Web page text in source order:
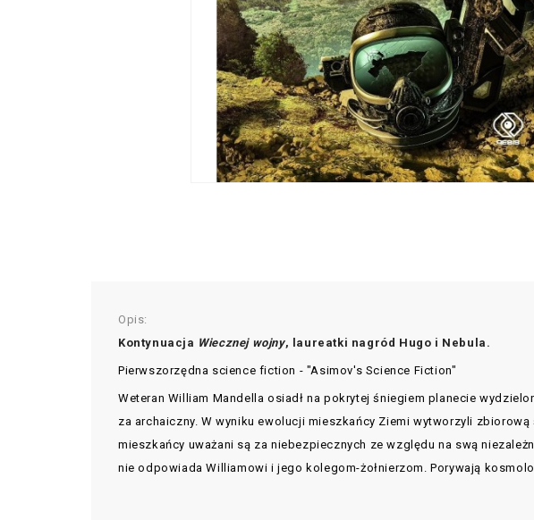
Opis:
Kontynuacja Wiecznej wojny, laureatki nagród Hugo i Nebula.
Pierwszorzędna science fiction - "Asimov's Science Fiction"
Weteran William Mandella osiadł na pokrytej śniegiem planecie
za archaiczny. W wyniku ewolucji mieszkańcy Ziemi wytworzyli
mieszkańcy uważani są za niebezpiecznych ze względu na swą
nie odpowiada Williamowi i jego kolegom-żołnierzom. Porywają